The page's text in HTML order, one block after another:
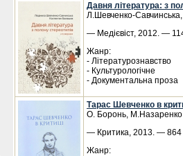
Давня література: з
Л.Шевченко-
— Медієвіст, 2012. —
Жанр:
- Літературознавство
- Культурологічне
- Документальна проза
Тарас Шевченко в
О. Боронь, М.Назаренко
— Критика, 2013. — 864
Жанр: